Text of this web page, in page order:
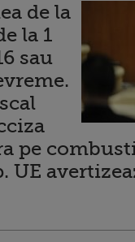
de la
la 1
sau
pe
UE